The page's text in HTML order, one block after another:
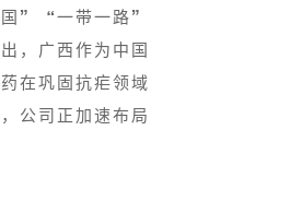
国”“一带一路”
，广西作为中国
在巩固抗疟领域
公司正加速布局